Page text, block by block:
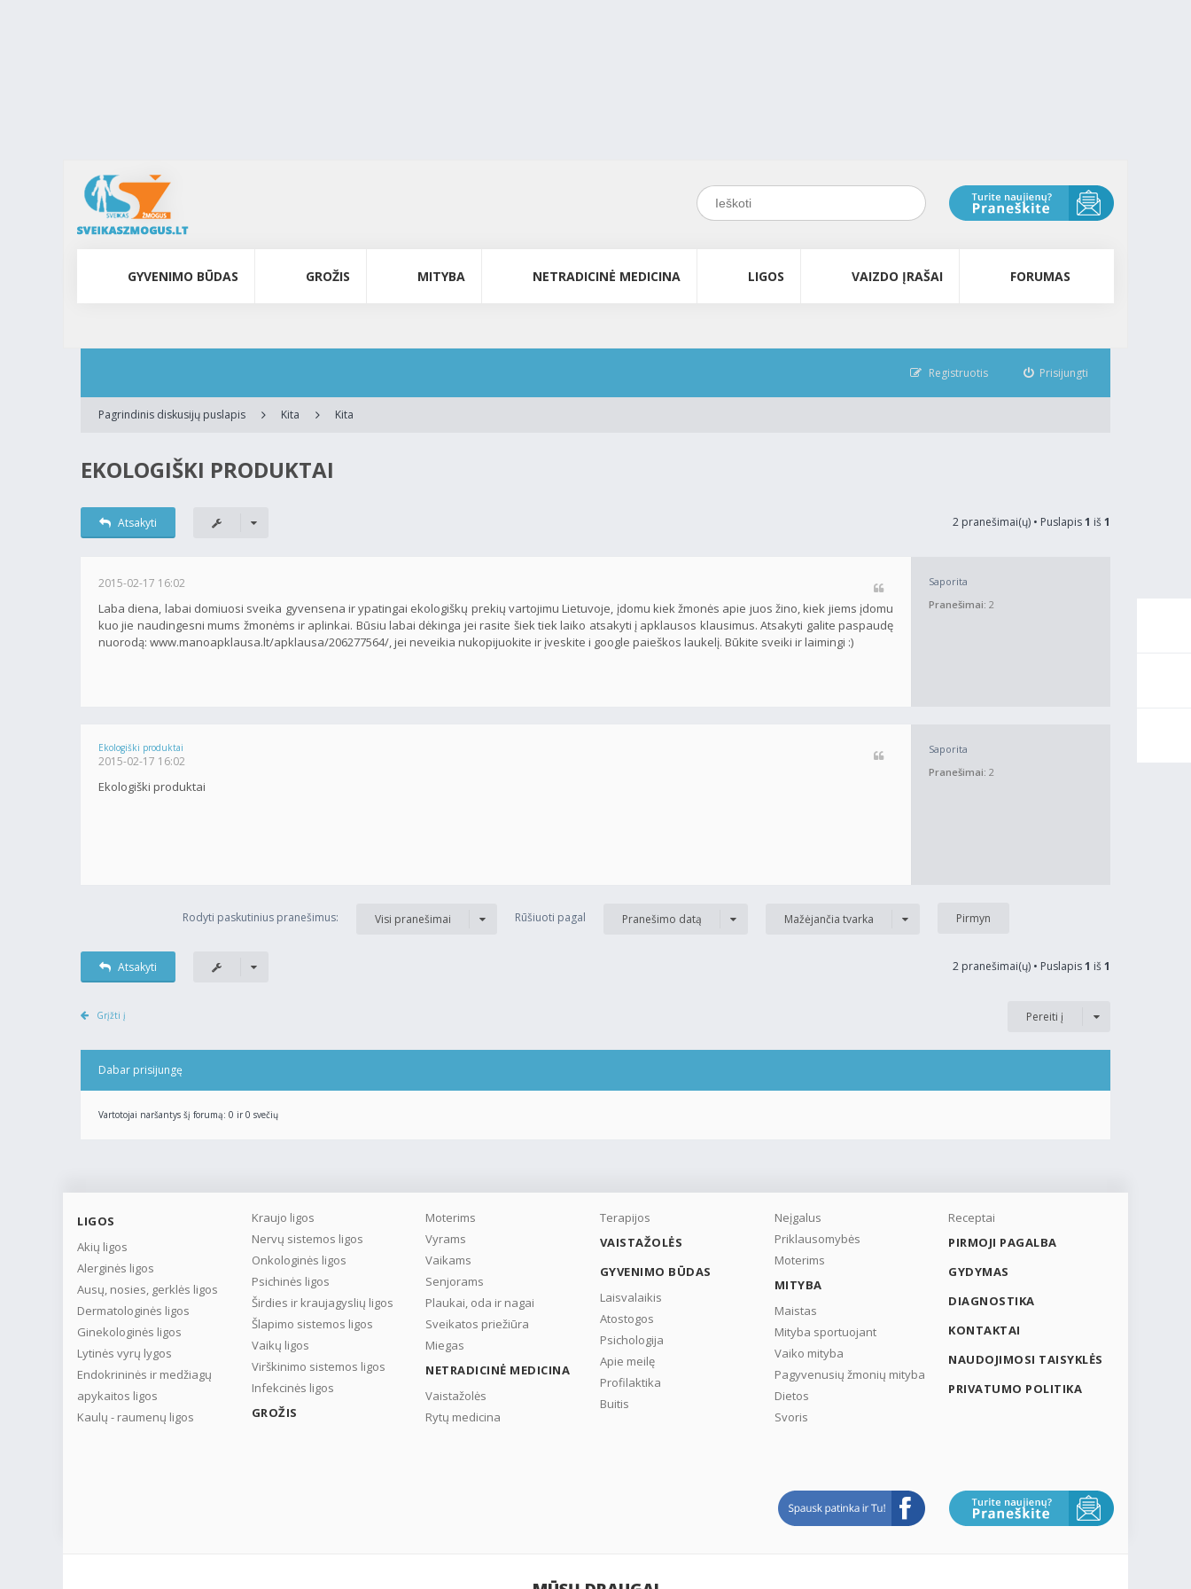
GYVENIMO BŪDAS GROŽIS MITYBA NETRADICINĖ MEDICINA LIGOS VAIZDO ĮRAŠAI FORUMAS
Prisijungti
Registruotis
Pagrindinis diskusijų puslapis Kita Kita
EKOLOGIŠKI PRODUKTAI
Atsakyti 2 pranešimai(ų) • Puslapis1 iš1
Saporita
Pranešimai: 2
2015-02-17 16:02
Laba diena, labai domiuosi sveika gyvensena ir ypatingai ekologiškų prekių vartojimu Lietuvoje, įdomu kiek žmonės apie juos žino, kiek jiems įdomu
kuo jie naudingesni mums žmonėms ir aplinkai. Būsiu labai dėkinga jei rasite šiek tiek laiko atsakyti į apklausos klausimus. Atsakyti galite paspaudę
nuorodą: www.manoapklausa.lt/apklausa/206277564/, jei neveikia nukopijuokite ir įveskite i google paieškos laukelį. Būkite sveiki ir laimingi :)
Saporita
Pranešimai: 2
Ekologiški produktai
2015-02-17 16:02
Ekologiški produktai
Rodyti paskutinius pranešimus: Visi pranešimai Rūšiuoti pagal Pranešimo datą Mažėjančia tvarka
Atsakyti 2 pranešimai(ų) • Puslapis1 iš1
Grįžti į Pereiti į
Dabar prisijungę
Vartotojai naršantys šį forumą: 0 ir 0 svečių
LIGOS
Akių ligos
Alerginės ligos
Ausų, nosies, gerklės ligos
Dermatologinės ligos
Ginekologinės ligos
Lytinės vyrų lygos
Endokrininės ir medžiagų
apykaitos ligos
Kaulų - raumenų ligos
Kraujo ligos
Nervų sistemos ligos
Onkologinės ligos
Psichinės ligos
Širdies ir kraujagyslių ligos
Šlapimo sistemos ligos
Vaikų ligos
Virškinimo sistemos ligos
Infekcinės ligos
GROŽIS
Moterims
Vyrams
Vaikams
Senjorams
Plaukai, oda ir nagai
Sveikatos priežiūra
Miegas
NETRADICINĖ MEDICINA
Vaistažolės
Rytų medicina
Terapijos
VAISTAŽOLĖS
GYVENIMO BŪDAS
Laisvalaikis
Atostogos
Psichologija
Apie meilę
Profilaktika
Buitis
Neįgalus
Priklausomybės
Moterims
MITYBA
Maistas
Mityba sportuojant
Vaiko mityba
Pagyvenusių žmonių mityba
Dietos
Svoris
Receptai
PIRMOJI PAGALBA
GYDYMAS
DIAGNOSTIKA
KONTAKTAI
NAUDOJIMOSI TAISYKLĖS
PRIVATUMO POLITIKA